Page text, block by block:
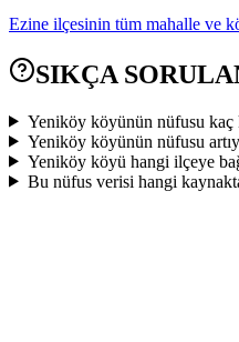
Ezine ilçesinin tüm mahalle ve
SIKÇA
Yeniköy köyünün nüfusu kaç
Yeniköy köyünün nüfusu
Yeniköy köyü hangi ilçeye
Bu nüfus verisi hangi